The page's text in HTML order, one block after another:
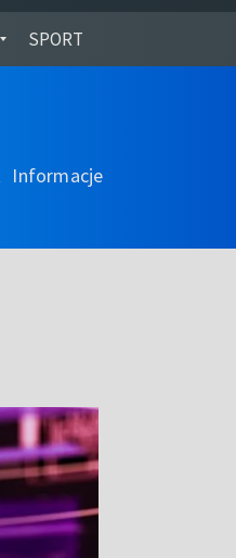
SPORT
Informacje